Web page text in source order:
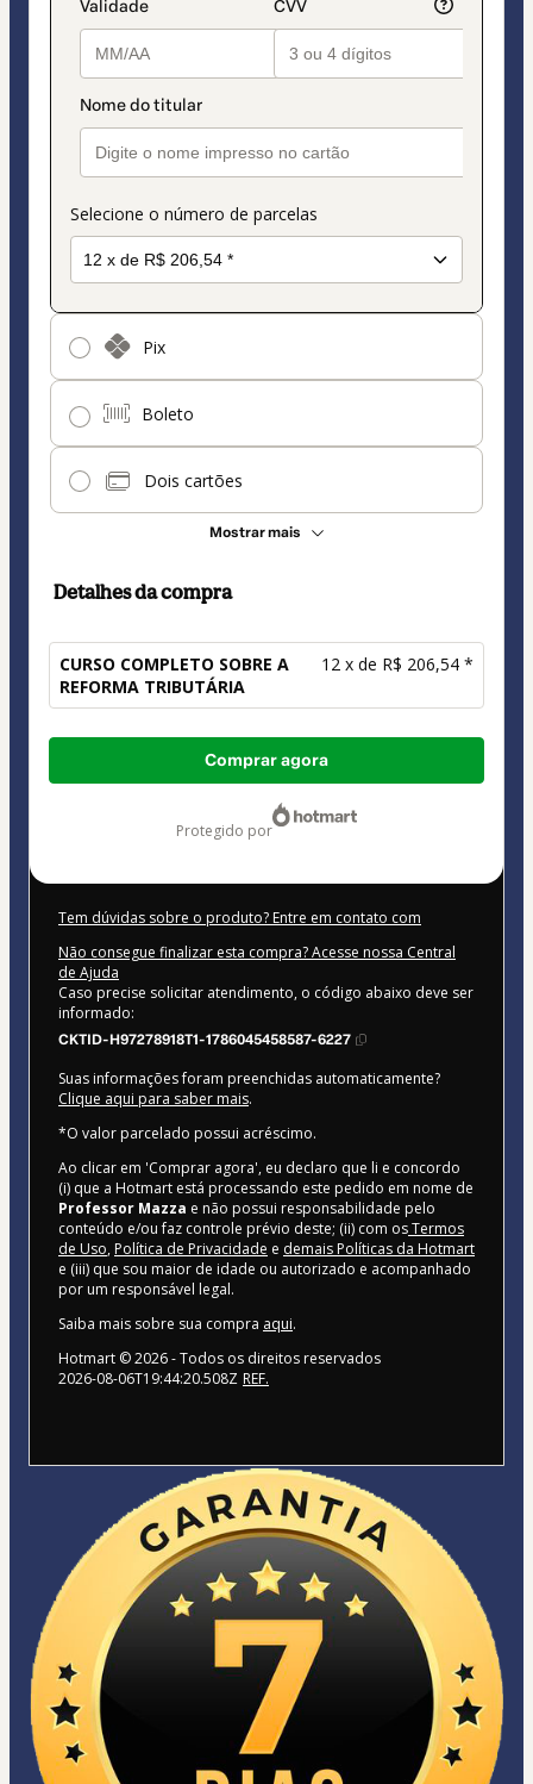
Selecione o número de parcelas
Pix
Boleto
Dois cartões
Mostrar mais
Detalhes da compra
CURSO COMPLETO SOBRE A
REFORMA TRIBUTÁRIA
12 x de R$ 206,54 *
Total
Comprar agora
protegido por
Tem dúvidas sobre o produto? Entre em contato com
Não consegue finalizar esta compra? Acesse nossa Central
de Ajuda
Caso precise solicitar atendimento, o código abaixo deve ser
informado:
CKTID-H97278918T1-1786045458587-6227
Suas informações foram preenchidas automaticamente?
Clique aqui para saber mais.
*O valor parcelado possui acréscimo.
Ao clicar em 'Comprar agora', eu declaro que li e concordo
(i) que a Hotmart está processando este pedido em nome de
Professor Mazza e não possui responsabilidade pelo
conteúdo e/ou faz controle prévio deste; (ii) com osTermos
de Uso, Política de Privacidade e demais Políticas da Hotmart
e (iii) que sou maior de idade ou autorizado e acompanhado
por um responsável legal.
Saiba mais sobre sua compra aqui.
Hotmart ©2026- Todos os direitos reservados
2026-08-06T19:44:20.508Z REF.